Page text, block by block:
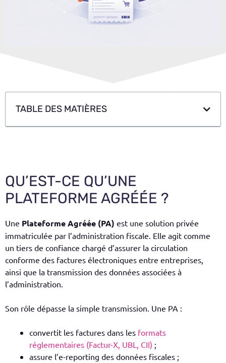
TABLE DES MATIÈRES
QU’EST-CE QU’UNE
PLATEFORME AGRÉÉE ?
Une Plateforme Agréée (PA) est une solution privée
immatriculée par l’administration fiscale. Elle agit comme
un tiers de confiance chargé d’assurer la circulation
conforme des factures électroniques entre entreprises,
ainsi que la transmission des données associées à
l’administration.
Son rôle dépasse la simple transmission. Une PA :
convertit les factures dans les formats
réglementaires (Factur-X, UBL, CII) ;
assure l’e-reporting des données fiscales ;